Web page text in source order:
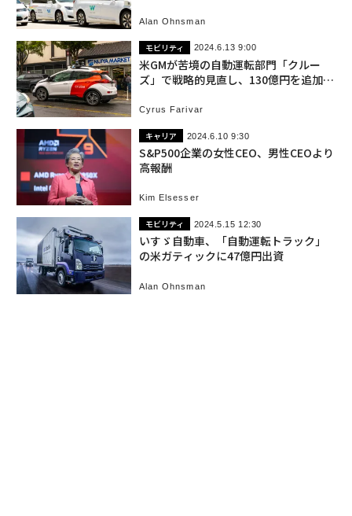
Alan Ohnsman
モビリティ 2024.6.13 9:00
米GMが苦境の自動運転部門「クルー
ズ」で戦略的見直し、130億円を追加投
Cyrus Farivar
キャリア 2024.6.10 9:30
S&P500企業の女性CEO、男性CEOより
高報酬
Kim Elsesser
モビリティ 2024.5.15 12:30
いすゞ自動車、「自動運転トラック」
の米ガティックに47億円出資
Alan Ohnsman